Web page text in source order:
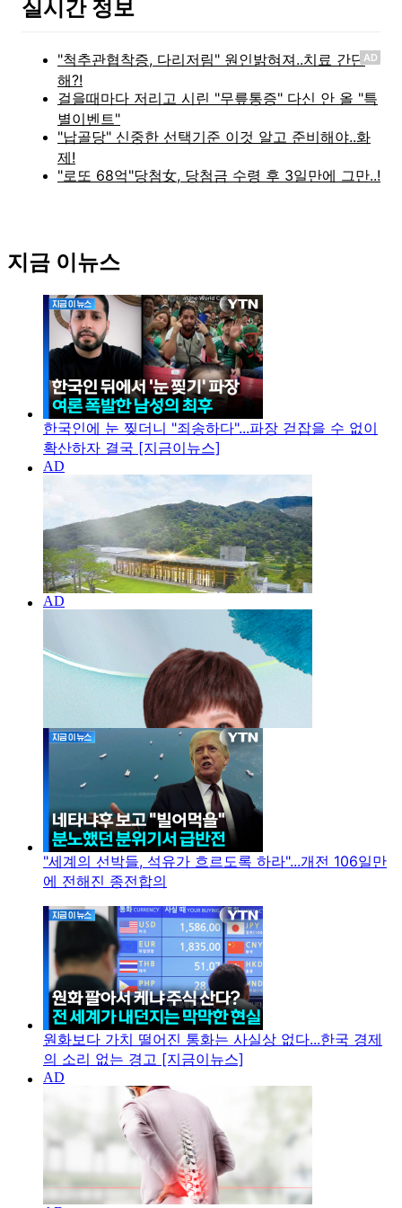
실시간 정보
AD
지금 이뉴스
한국인에 눈 찢더니 "죄송하다"...파장 걷잡을 수 없이
확산하자 결국 [지금이뉴스]
"세계의 선박들, 석유가 흐르도록 하라"...개전 106일만
에 전해진 종전합의
원화보다 가치 떨어진 통화는 사실상 없다...한국 경제
의 소리 없는 경고 [지금이뉴스]